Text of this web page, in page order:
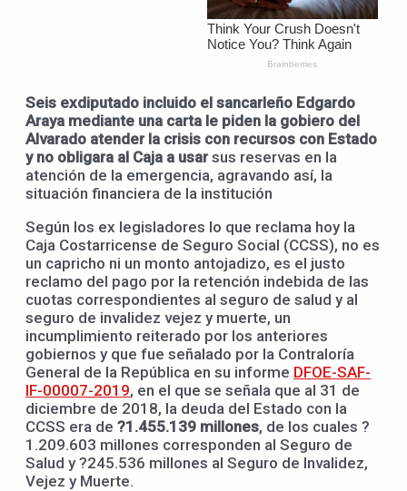
Seis exdiputado incluido el sancarleño Edgardo
Araya mediante una carta le piden la gobiero del
Alvarado atender la crisis con recursos con Estado
y no obligara al Caja a usarsus reservas en la
atención de la emergencia, agravando así, la
situación financiera de la institución
Según los ex legisladores lo que reclama hoy la
Caja Costarricense de Seguro Social (CCSS), no es
un capricho ni un monto antojadizo, es el justo
reclamo del pago por la retención indebida de las
cuotas correspondientes al seguro de salud y al
seguro de invalidez vejez y muerte, un
incumplimiento reiterado por los anteriores
gobiernos y que fue señalado por la Contraloría
General de la República en su informe DFOE-SAF-
IF-00007-2019, en el que se señala que al 31 de
diciembre de 2018, la deuda del Estado con la
CCSS era de ?1.455.139 millones, de los cuales ?
1.209.603 millones corresponden al Seguro de
Salud y ?245.536 millones al Seguro de Invalidez,
Vejez y Muerte.